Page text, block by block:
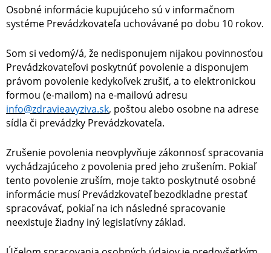
Osobné informácie kupujúceho sú v informačnom
systéme Prevádzkovateľa uchovávané po dobu 10 rokov.
Som si vedomý/á, že nedisponujem nijakou povinnosťou
Prevádzkovateľovi poskytnúť povolenie a disponujem
právom povolenie kedykoľvek zrušiť, a to elektronickou
formou (e-mailom) na e-mailovú adresu
info@zdravieavyziva.sk, poštou alebo osobne na adrese
sídla či prevádzky Prevádzkovateľa.
Zrušenie povolenia neovplyvňuje zákonnosť spracovania
vychádzajúceho z povolenia pred jeho zrušením. Pokiaľ
tento povolenie zruším, moje takto poskytnuté osobné
informácie musí Prevádzkovateľ bezodkladne prestať
spracovávať, pokiaľ na ich následné spracovanie
neexistuje žiadny iný legislatívny základ.